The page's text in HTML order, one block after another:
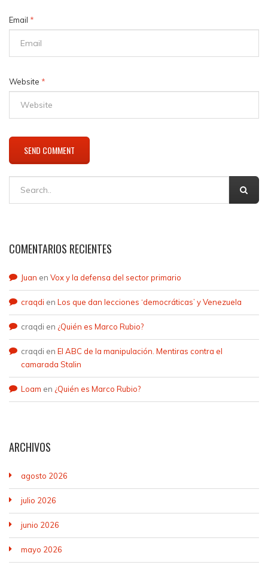
Email *
Website *
COMENTARIOS RECIENTES
Juan en Vox y la defensa del sector primario
craqdi en Los que dan lecciones ‘democráticas’ y Venezuela
craqdi en ¿Quién es Marco Rubio?
craqdi en El ABC de la manipulación. Mentiras contra el
camarada Stalin
Loam en ¿Quién es Marco Rubio?
ARCHIVOS
agosto 2026
julio 2026
junio 2026
mayo 2026